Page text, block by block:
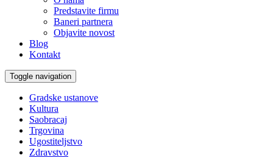
Predstavite firmu
Baneri partnera
Objavite novost
Blog
Kontakt
Toggle navigation
Gradske ustanove
Kultura
Saobracaj
Trgovina
Ugostiteljstvo
Zdravstvo